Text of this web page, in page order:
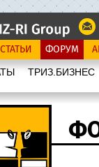
СТАТЬИ ФОРУМ
ТРИЗ.БИЗНЕС